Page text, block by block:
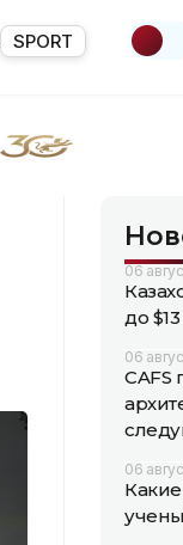
SPORT
06
до
06
CAFS
06
Какие